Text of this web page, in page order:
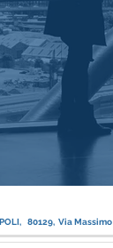
80129, Via